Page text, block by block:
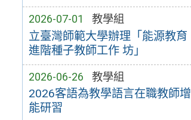
2026-07-01 教學組
立臺灣師範大學辦理「能源教育
進階種子教師工作 坊」
2026-06-26 教學組
2026客語為教學語言在職教師增
能研習